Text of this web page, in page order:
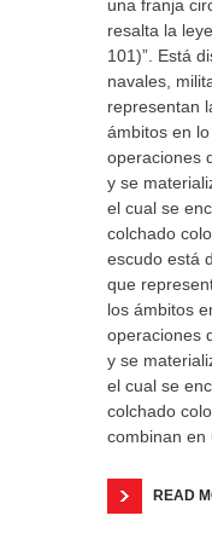
una franja
resalta la
101)”. Está
navales,
representan
ámbitos en
operaciones
y se
el cual se
colchado
escudo está
que
los ámbitos
operaciones
y se
el cual se
colchado
combinan en
READ